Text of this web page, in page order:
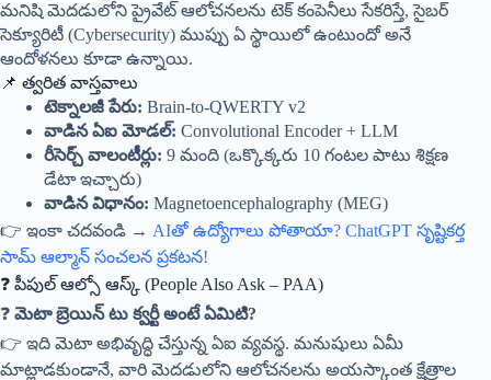
మనిషి మెదడులోని ప్రైవేట్ ఆలోచనలను టెక్ కంపెనీలు సేకరిస్తే, సైబర్
సెక్యూరిటీ (Cybersecurity) ముప్పు ఏ స్థాయిలో ఉంటుందో అనే
ఆందోళనలు కూడా ఉన్నాయి.
📌 త్వరిత వాస్తవాలు
టెక్నాలజీ పేరు: Brain-to-QWERTY v2
వాడిన ఏఐ మోడల్: Convolutional Encoder + LLM
రీసెర్చ్ వాలంటీర్లు: 9 మంది (ఒక్కొక్కరు 10 గంటల పాటు శిక్షణ
డేటా ఇచ్చారు)
వాడిన విధానం: Magnetoencephalography (MEG)
👉 ఇంకా చదవండి → AIతో ఉద్యోగాలు పోతాయా? ChatGPT సృష్టికర్త
సామ్ ఆల్మాన్ సంచలన ప్రకటన!
❓ పీపుల్ ఆల్సో ఆస్క్ (People Also Ask – PAA)
❓ మెటా బ్రెయిన్ టు క్వర్టీ అంటే ఏమిటి?
👉 ఇది మెటా అభివృద్ధి చేస్తున్న ఏఐ వ్యవస్థ. మనుషులు ఏమీ
మాట్లాడకుండానే, వారి మెదడులోని ఆలోచనలను అయస్కాంత క్షేత్రాల